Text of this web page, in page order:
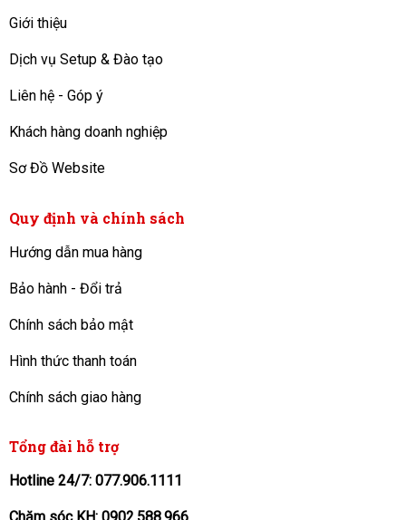
Giới thiệu
Dịch vụ Setup & Đào tạo
Liên hệ - Góp ý
Khách hàng doanh nghiệp
Sơ Đồ Website
Quy định và chính sách
Hướng dẫn mua hàng
Bảo hành - Đổi trả
Chính sách bảo mật
Hình thức thanh toán
Chính sách giao hàng
Tổng đài hỗ trợ
Hotline 24/7: 077.906.1111